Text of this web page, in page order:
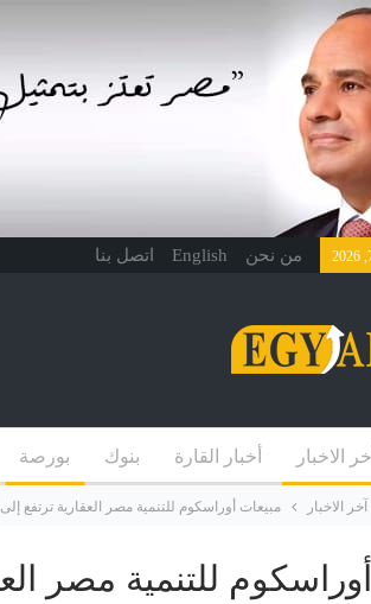
من نحن English اتصل بنا
آخر الاخبار أخبار القارة بنوك بورصة
آخر الاخبار مبيعات أوراسكوم للتنمية مصر العقارية ترتفع إلى 4 مليارات جنيه النصف الأول